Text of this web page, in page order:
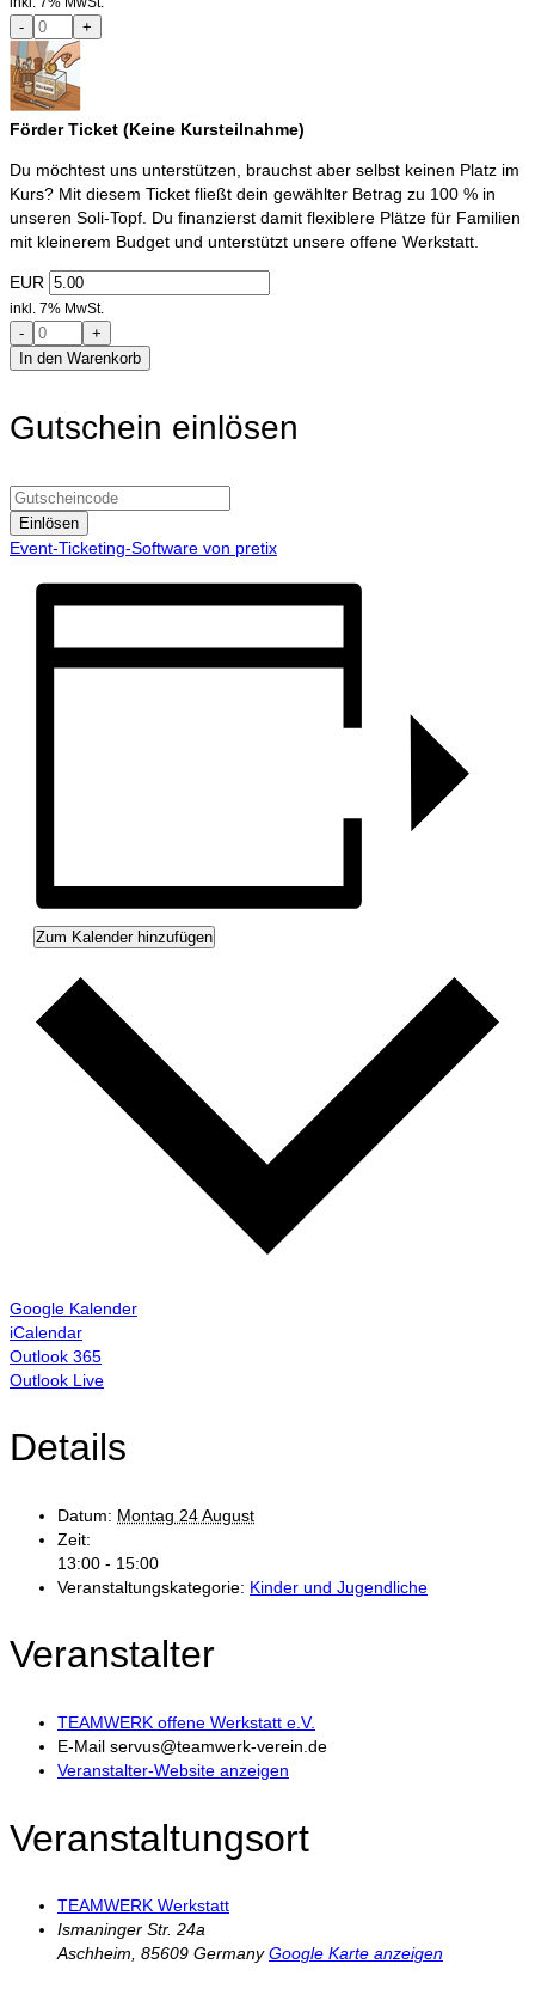
- +
Förder Ticket (Keine Kursteilnahme)
Du möchtest uns unterstützen, brauchst aber selbst keinen Platz im
Kurs? Mit diesem Ticket fließt dein gewählter Betrag zu 100 % in
unseren Soli-Topf. Du finanzierst damit flexiblere Plätze für Familien
mit kleinerem Budget und unterstützt unsere offene Werkstatt.
EUR
inkl. 7% MwSt.
-
+
In den Warenkorb
Gutschein einlösen
Einlösen
Event-Ticketing-Software von pretix
Zum Kalender hinzufügen
Google Kalender
iCalendar
Outlook 365
Outlook Live
Details
Datum: Montag 24 August
Zeit:
13:00 - 15:00
Veranstaltungskategorie: Kinder und Jugendliche
Veranstalter
TEAMWERK offene Werkstatt e.V.
E-Mail servus@teamwerk-verein.de
Veranstalter-Website anzeigen
Veranstaltungsort
TEAMWERK Werkstatt
Ismaninger Str. 24a
Aschheim 85609 Germany Google Karte anzeigen